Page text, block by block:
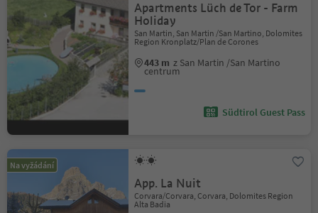
Apartments Lüch de Tor - Farm
Holiday
San Martin, San Martin /San Martino, Dolomites
Region Kronplatz/Plan de Corones
443 m z San Martin /San Martino
centrum
Südtirol Guest Pass
Na vyžádání
App. La Nuit
Corvara/Corvara, Corvara, Dolomites Region
Alta Badia